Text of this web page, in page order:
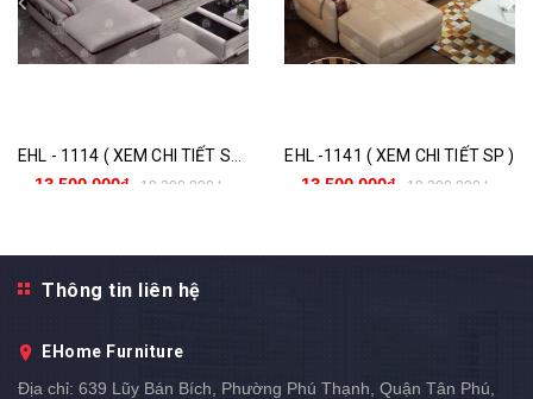
13.500.000₫ 19.300.000₫
EHL -1141 ( XEM CHI TIẾT SP )
13.500.000₫ 19.300.000₫
Thông tin liên hệ
EHome Furniture
Địa chỉ: 639 Lũy Bán Bích, Phường Phú Thạnh, Quận Tân Phú,